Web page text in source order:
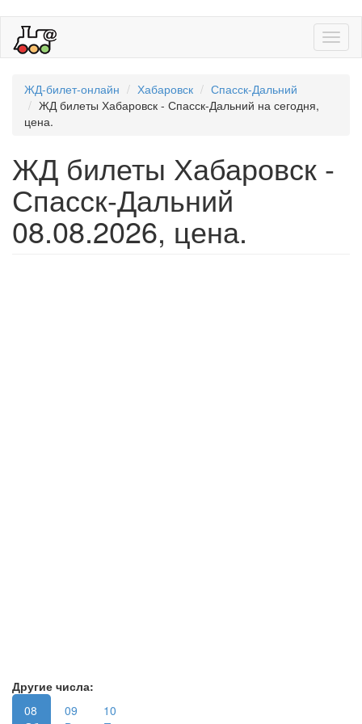
ЖД-билет-онлайн Хабаровск
Спасск-Дальний
ЖД билеты Хабаровск - Спасск-Дальний на сегодня,
цена.
ЖД билеты Хабаровск -
Спасск-Дальний
08.08.2026, цена.
Другие числа:
08
09
10